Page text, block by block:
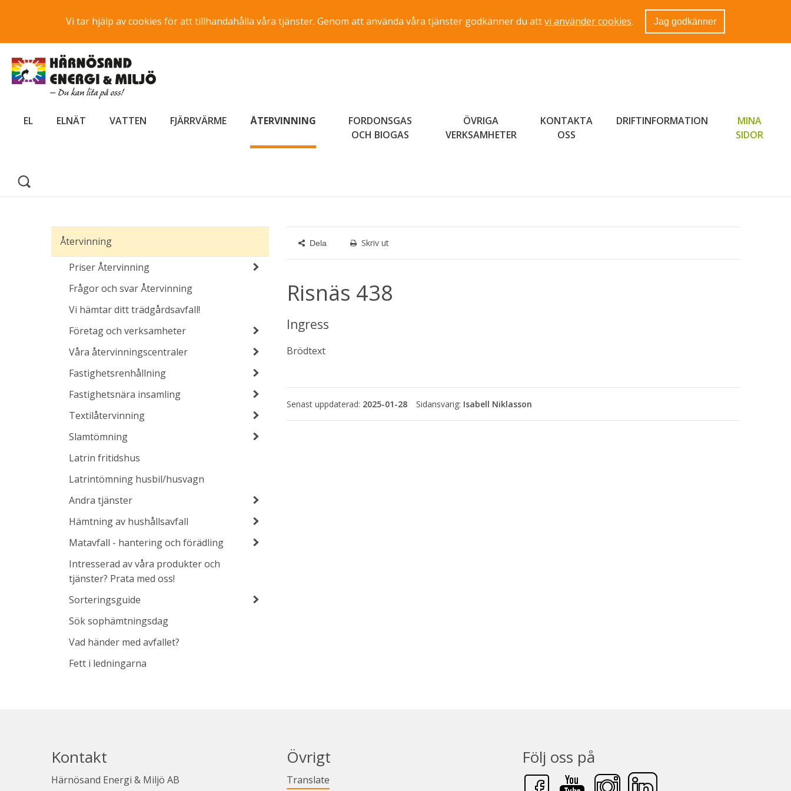
Vi tar hjälp av cookies för att tillhandahålla våra tjänster. Genom att använda våra tjänster godkänner du attvi använder cookies. Jag godkänner
EL ELNÄT VATTEN FJÄRRVÄRME ÅTERVINNING
FORDONSGAS
OCH BIOGAS
ÖVRIGA
VERKSAMHETER
KONTAKTA
OSS
DRIFTINFORMATION
MINA
SIDOR
Återvinning
Priser Återvinning
Frågor och svar Återvinning
Vi hämtar ditt trädgårdsavfall!
Företag och verksamheter
Våra återvinningscentraler
Fastighetsrenhållning
Fastighetsnära insamling
Textilåtervinning
Slamtömning
Latrin fritidshus
Latrintömning husbil/husvagn
Andra tjänster
Hämtning av hushållsavfall
Matavfall - hantering och förädling
Intresserad av våra produkter och
tjänster? Prata med oss!
Sorteringsguide
Sök sophämtningsdag
Vad händer med avfallet?
Fett i ledningarna
Dela Skriv ut
Risnäs 438
Ingress
Brödtext
Senast uppdaterad: 2025-01-28 Isabell Niklasson
Kontakt
Härnösand Energi & Miljö AB
Övrigt
Translate
Följ oss på